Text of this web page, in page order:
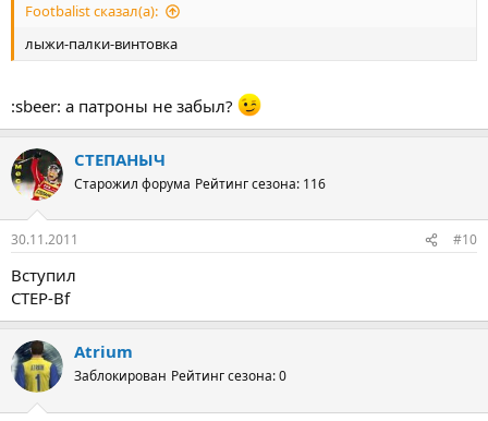
Footbalist сказал(а):
лыжи-палки-винтовка
:sbeer: а патроны не забыл?
СТЕПАНЫЧ
Старожил форума Рейтинг сезона: 116
30.11.2011 #10
Вступил
CTEP-Bf
Atrium
Заблокирован Рейтинг сезона: 0